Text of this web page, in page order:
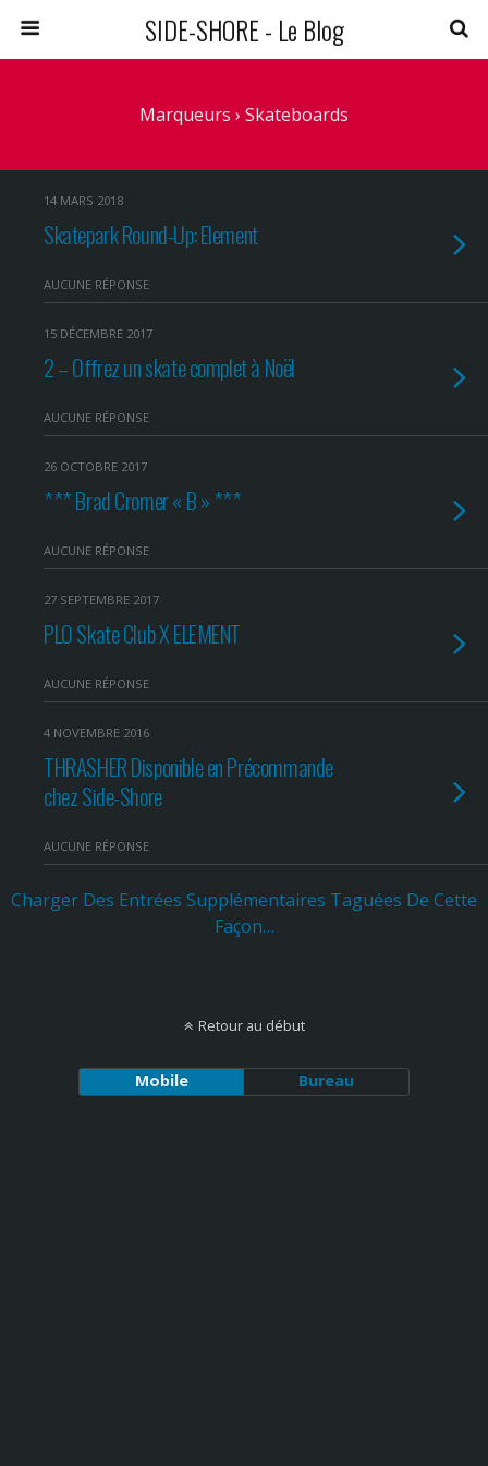
SIDE-SHORE - Le Blog
Marqueurs › Skateboards
14 MARS 2018
Skatepark Round-Up: Element
AUCUNE RÉPONSE
15 DÉCEMBRE 2017
2 – Offrez un skate complet à Noël
AUCUNE RÉPONSE
26 OCTOBRE 2017
*** Brad Cromer « B » ***
AUCUNE RÉPONSE
27 SEPTEMBRE 2017
PLO Skate Club X ELEMENT
AUCUNE RÉPONSE
4 NOVEMBRE 2016
THRASHER Disponible en Précommande
chez Side-Shore
AUCUNE RÉPONSE
Charger Des Entrées Supplémentaires Taguées De Cette
Façon…
Retour au début
Mobile Bureau